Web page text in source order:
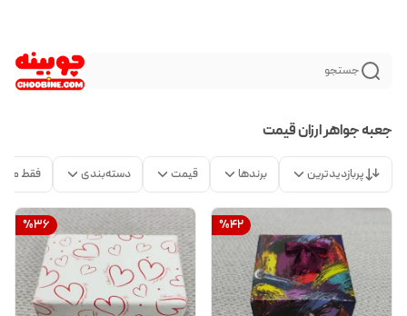
جستجو
جعبه جواهر ارزان قیمت
پربازدیدترین برندها قیمت دسته‌بندی فقط
%42
%36